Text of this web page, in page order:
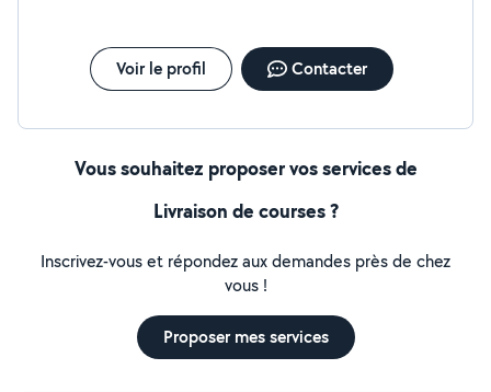
Voir le profil Contacter
Vous souhaitez proposer vos services de
Livraison de courses ?
Inscrivez-vous et répondez aux demandes près de chez
vous !
Proposer mes services